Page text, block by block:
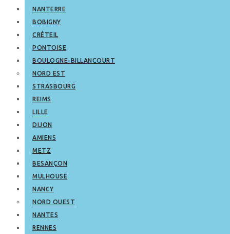
NANTERRE
BOBIGNY
CRÉTEIL
PONTOISE
BOULOGNE-BILLANCOURT
NORD EST
STRASBOURG
REIMS
LILLE
DIJON
AMIENS
METZ
BESANÇON
MULHOUSE
NANCY
NORD OUEST
NANTES
RENNES